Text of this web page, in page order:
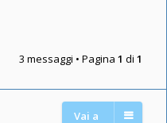
3 messaggi • Pagina 1 di 1
Vai a